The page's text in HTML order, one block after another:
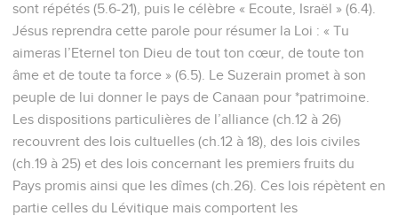
sont répétés (5.6-21), puis le célèbre « Ecoute, Israël » (6.4).
Jésus reprendra cette parole pour résumer la Loi : « Tu
aimeras l’Eternel ton Dieu de tout ton cœur, de toute ton
âme et de toute ta force » (6.5). Le Suzerain promet à son
peuple de lui donner le pays de Canaan pour *patrimoine.
Les dispositions particulières de l’alliance (ch.12 à 26)
recouvrent des lois cultuelles (ch.12 à 18), des lois civiles
(ch.19 à 25) et des lois concernant les premiers fruits du
Pays promis ainsi que les dîmes (ch.26). Ces lois répètent en
partie celles du Lévitique mais comportent les